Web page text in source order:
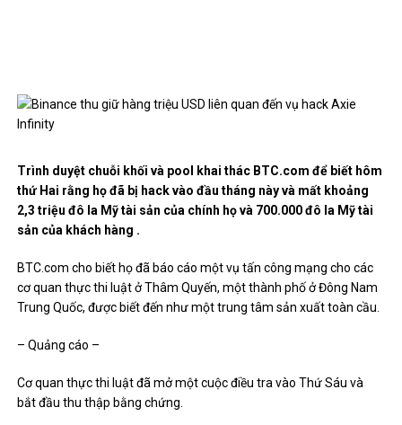
Trình duyệt chuỗi khối và pool khai thác BTC.com để biết hôm
thứ Hai rằng họ đã bị hack vào đầu tháng này và mất khoảng
2,3 triệu đô la Mỹ tài sản của chính họ và 700.000 đô la Mỹ tài
sản của khách hàng .
BTC.com cho biết họ đã báo cáo một vụ tấn công mạng cho các
cơ quan thực thi luật ở Thâm Quyến, một thành phố ở Đông Nam
Trung Quốc, được biết đến như một trung tâm sản xuất toàn cầu.
– Quảng cáo –
Cơ quan thực thi luật đã mở một cuộc điều tra vào Thứ Sáu và
bắt đầu thu thập bằng chứng.